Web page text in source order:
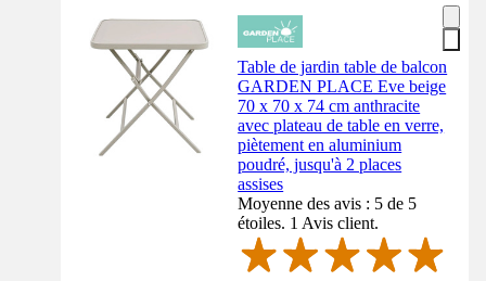
Table de jardin table de balcon
GARDEN PLACE Eve beige
70 x 70 x 74 cm anthracite
avec plateau de table en verre,
piètement en aluminium
poudré, jusqu'à 2 places
assises
Moyenne des avis : 5 de 5
étoiles. 1 Avis client.